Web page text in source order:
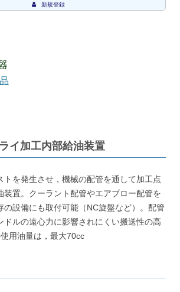
新規登録
イ加工内部給油装置
トを発生させ，機械の配管を通して加工点
装置。クーラント配管やエアブロー配管を
の設備にも取付可能（NC旋盤など）。配管
ドルの遠心力に影響されにくい搬送性の高
用油量は，最大70cc